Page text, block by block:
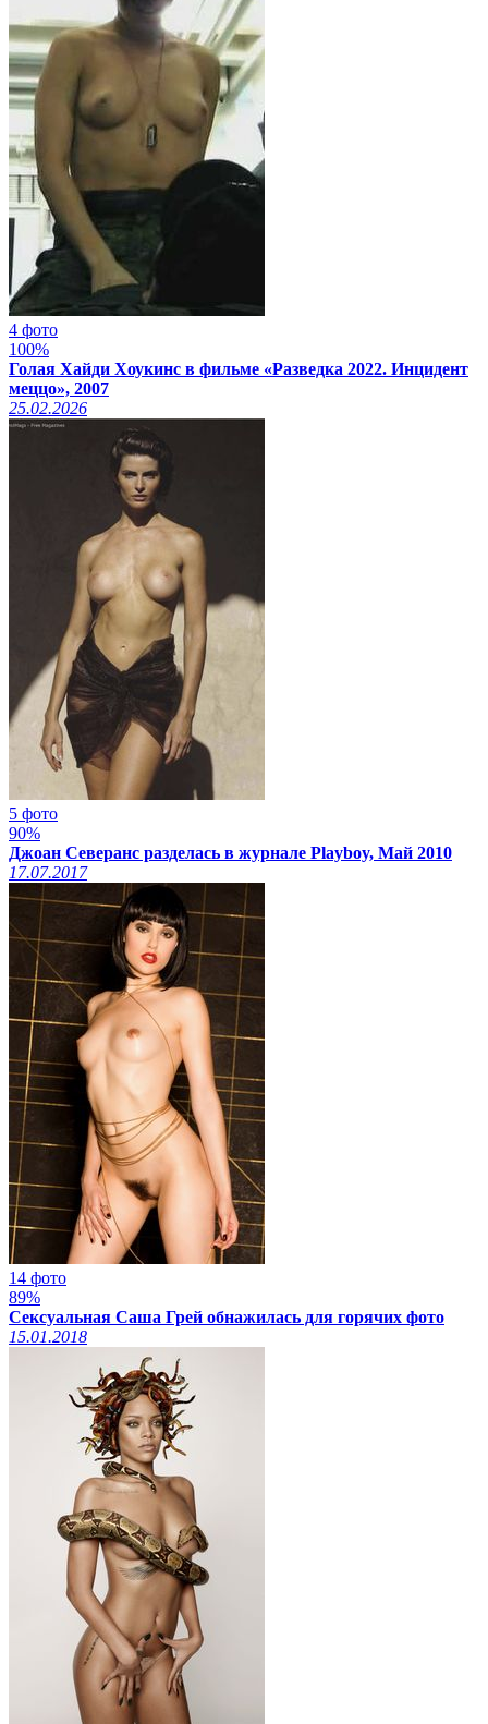
4 фото
100%
Голая Хайди Хоукинс в фильме «Разведка 2022. Инцидент
меццо», 2007
25.02.2026
5 фото
90%
Джоан Северанс разделась в журнале Playboy, Май 2010
17.07.2017
14 фото
89%
Сексуальная Саша Грей обнажилась для горячих фото
15.01.2018